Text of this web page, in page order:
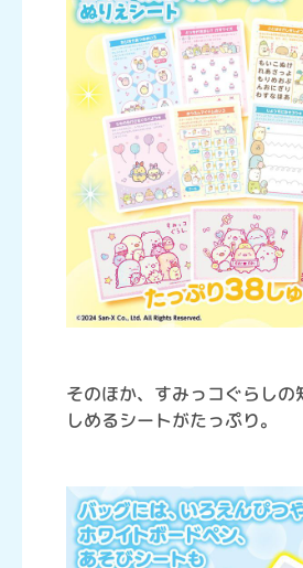
そのほか、すみっコぐらしの
しめるシートがたっぷり。